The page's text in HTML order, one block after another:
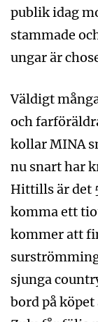
publik idag
stammade
ungar är
Väldigt
och
kollar MINA
nu snart har
Hittills är det
komma ett
kommer att
sjunga
bord på